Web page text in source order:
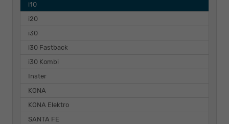
i10
i20
i30
i30 Fastback
i30 Kombi
Inster
KONA
KONA Elektro
SANTA FE